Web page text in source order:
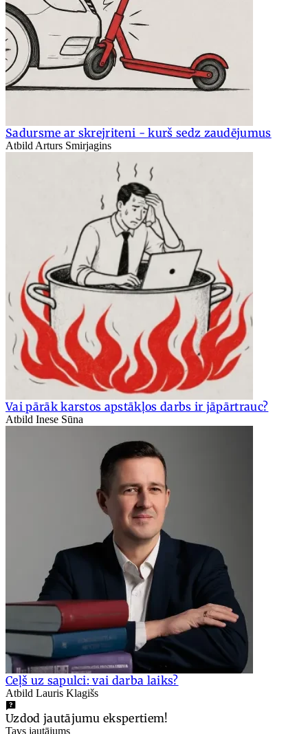
Sadursme ar skrejriteni - kurš sedz zaudējumus
Atbild Arturs Smirjagins
Vai pārāk karstos apstākļos darbs ir jāpārtrauc?
Atbild Inese Sūna
Ceļš uz sapulci: vai darba laiks?
Atbild Lauris Klagišs
Uzdod jautājumu ekspertiem!
Tavs jautājums